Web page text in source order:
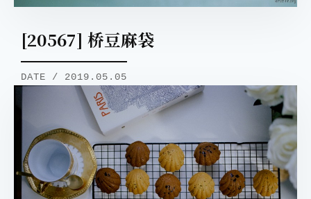
[20567] 桥豆麻袋
DATE / 2019.05.05